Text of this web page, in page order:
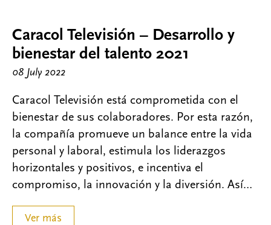
Caracol Televisión – Desarrollo y
bienestar del talento 2021
08 July 2022
Caracol Televisión está comprometida con el
bienestar de sus colaboradores. Por esta razón,
la compañía promueve un balance entre la vida
personal y laboral, estimula los liderazgos
horizontales y positivos, e incentiva el
compromiso, la innovación y la diversión. Así…
Ver más